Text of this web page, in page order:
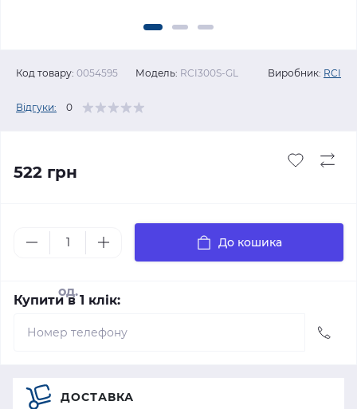
Код товару: 0054595 Модель: RCI300S-GL Виробник: RCI
Відгуки: 0
522 грн
од.
До кошика
Купити в 1 клік:
ДОСТАВКА